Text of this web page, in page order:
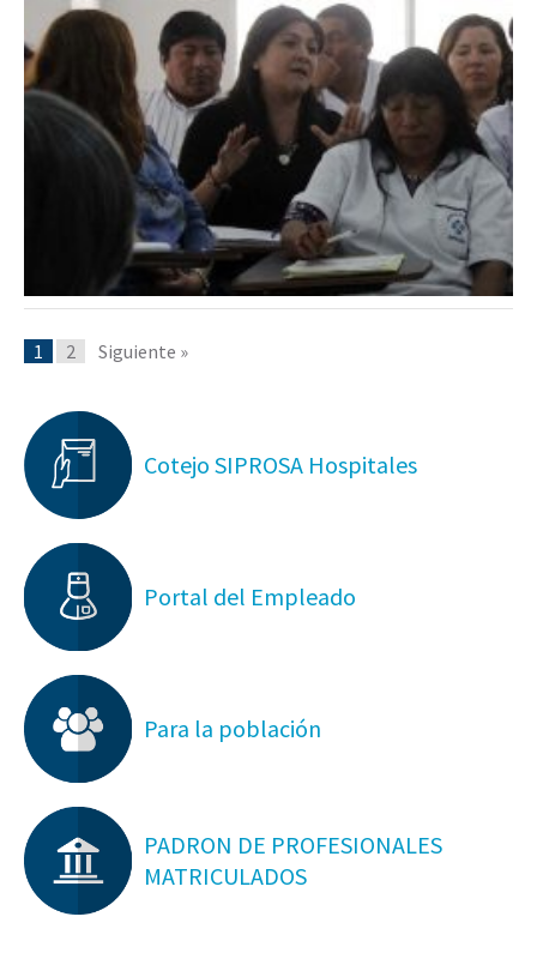
1 2 Siguiente »
Cotejo SIPROSA Hospitales
Portal del Empleado
Para la población
PADRON DE PROFESIONALES
MATRICULADOS